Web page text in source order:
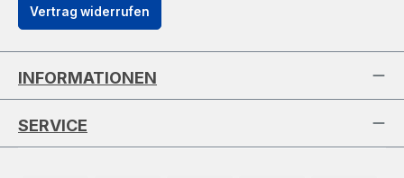
Vertrag widerrufen
INFORMATIONEN
SERVICE